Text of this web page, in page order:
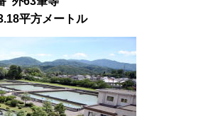
平方メートル